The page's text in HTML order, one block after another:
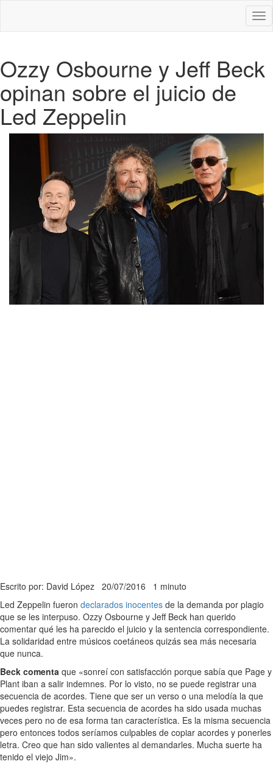
Ozzy Osbourne y Jeff Beck
opinan sobre el juicio de
Led Zeppelin
Escrito por: David López 20/07/2016 1 minuto
Led Zeppelin fueron declarados inocentes de la demanda por plagio
que se les interpuso. Ozzy Osbourne y Jeff Beck han querido
comentar qué les ha parecido el juicio y la sentencia correspondiente.
La solidaridad entre músicos coetáneos quizás sea más necesaria
que nunca.
Beck comenta que «sonreí con satisfacción porque sabía que Page y
Plant iban a salir indemnes. Por lo visto, no se puede registrar una
secuencia de acordes. Tiene que ser un verso o una melodía la que
puedes registrar. Esta secuencia de acordes ha sido usada muchas
veces pero no de esa forma tan característica. Es la misma secuencia
pero entonces todos seríamos culpables de copiar acordes y ponerles
letra. Creo que han sido valientes al demandarles. Mucha suerte ha
tenido el viejo Jim».